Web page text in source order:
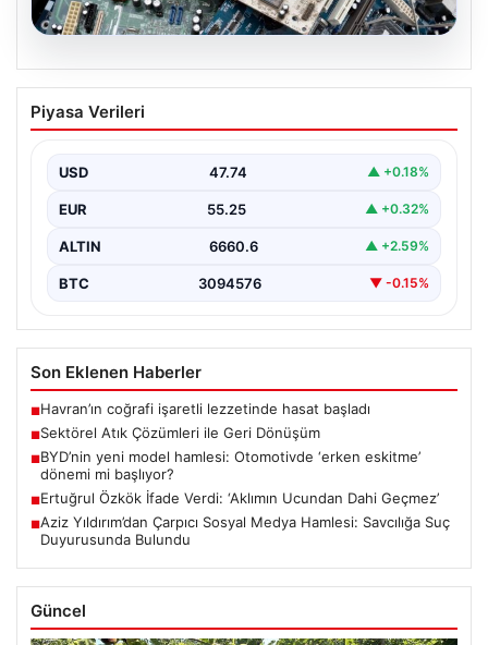
Sektörel Atık Çözümleri ile Geri
Dönüşüm
altyapı sistemlerini sürekli aralıklarla değiştirmektedir.
Bu güncelleme süreçlerinde…
Piyasa Verileri
USD 47.74 ▲ +0.18%
EUR 55.25 ▲ +0.32%
ALTIN 6660.6 ▲ +2.59%
BTC 3094576 ▼ -0.15%
Son Eklenen Haberler
■Havran’ın coğrafi işaretli lezzetinde hasat başladı
■Sektörel Atık Çözümleri ile Geri Dönüşüm
■BYD’nin yeni model hamlesi: Otomotivde ‘erken eskitme’
dönemi mi başlıyor?
■Ertuğrul Özkök İfade Verdi: ‘Aklımın Ucundan Dahi Geçmez’
■Aziz Yıldırım’dan Çarpıcı Sosyal Medya Hamlesi: Savcılığa Suç
Duyurusunda Bulundu
Güncel